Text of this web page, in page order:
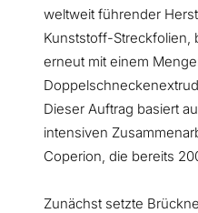
weltweit führender
Kunststoff-Streckfolien,
erneut mit einem
Dieser Auftrag basiert
intensiven
Coperion, die bereits
Zunächst setzte